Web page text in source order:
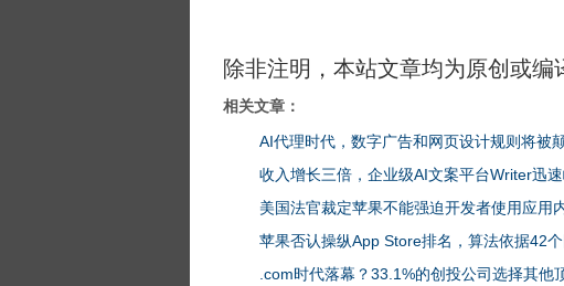
除非注明，本站文章均为原创或编
相关文章：
AI代理时代，数字广告和网页设计规则将被
收入增长三倍，企业级AI文案平台Writer迅
美国法官裁定苹果不能强迫开发者使用应用
苹果否认操纵App Store排名，算法依据42
.com时代落幕？33.1%的创投公司选择其他